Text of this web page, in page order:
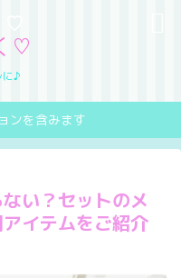
♡
に♪
ンを含みます
い？セットのメ
イテムをご紹介